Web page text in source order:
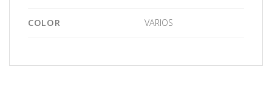
COLOR VARIOS